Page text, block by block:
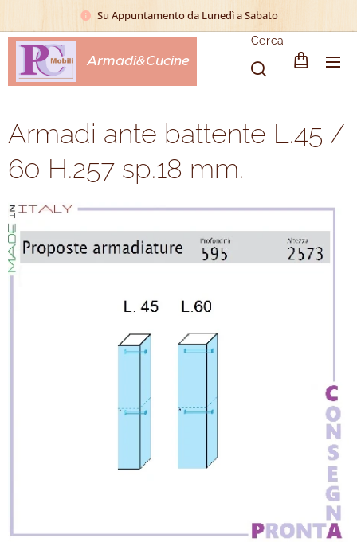
Su Appuntamento da Lunedì a Sabato
Armadi&Cucine
Cerca
Armadi ante battente L.45 /
60 H.257 sp.18 mm.